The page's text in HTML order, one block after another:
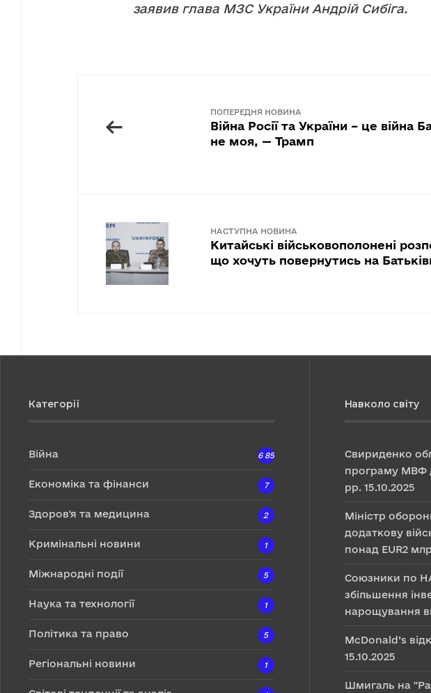
заявив глава МЗС України Андрій Сибіга.
←
ПОПЕРЕДНЯ НОВИНА
Війна Росії та України – це війна
не моя, — Трамп
НАСТУПНА НОВИНА
Китайські військовополонені
що хочуть повернутись на
Категорії
Війна 6 857
Економіка та фінанси 7
Здоров'я та медицина 2
Кримінальні новини 1
Міжнародні події 5
Наука та технології 1
Політика та право 5
Регіональні новини 1
Навколо світу
Свириденко
програму МВФ
рр. 15.10.2025
Міністр
додаткову
понад EUR2
Союзники по
збільшення
нарощування
McDonald’s
15.10.2025
Шмигаль на